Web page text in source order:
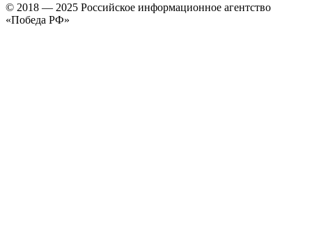
© 2018 — 2025 Российское информационное агентство
«Победа РФ»